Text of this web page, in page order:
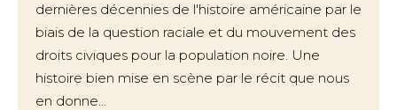
dernières décennies de l'histoire américaine par le
biais de la question raciale et du mouvement des
droits civiques pour la population noire. Une
histoire bien mise en scène par le récit que nous
en donne...